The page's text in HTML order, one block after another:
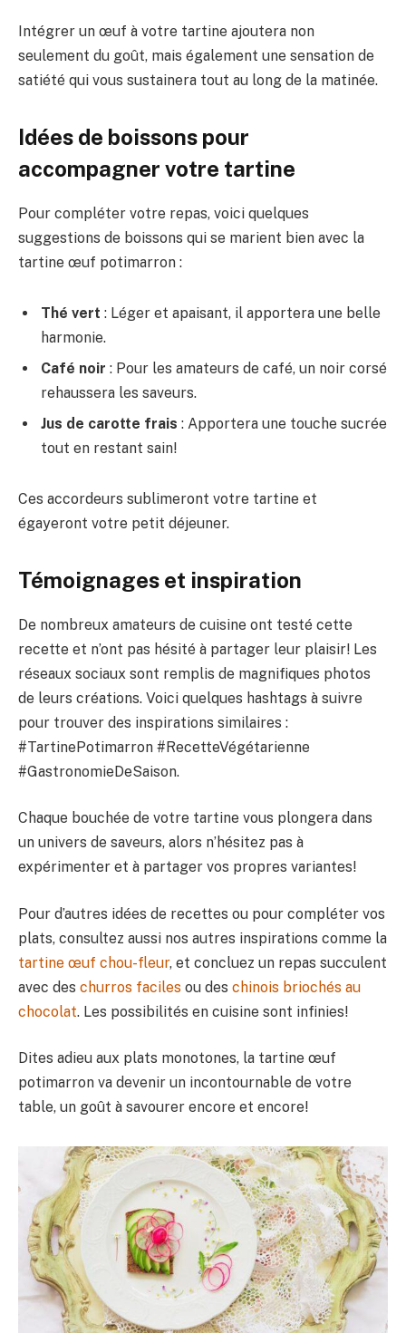
Intégrer un œuf à votre tartine ajoutera non
seulement du goût, mais également une sensation de
satiété qui vous sustainera tout au long de la matinée.
Idées de boissons pour
accompagner votre tartine
Pour compléter votre repas, voici quelques
suggestions de boissons qui se marient bien avec la
tartine œuf potimarron :
Thé vert : Léger et apaisant, il apportera une belle
harmonie.
Café noir : Pour les amateurs de café, un noir corsé
rehaussera les saveurs.
Jus de carotte frais : Apportera une touche sucrée
tout en restant sain!
Ces accordeurs sublimeront votre tartine et
égayeront votre petit déjeuner.
Témoignages et inspiration
De nombreux amateurs de cuisine ont testé cette
recette et n’ont pas hésité à partager leur plaisir! Les
réseaux sociaux sont remplis de magnifiques photos
de leurs créations. Voici quelques hashtags à suivre
pour trouver des inspirations similaires :
#TartinePotimarron #RecetteVégétarienne
#GastronomieDeSaison.
Chaque bouchée de votre tartine vous plongera dans
un univers de saveurs, alors n’hésitez pas à
expérimenter et à partager vos propres variantes!
Pour d’autres idées de recettes ou pour compléter vos
plats, consultez aussi nos autres inspirations comme la
tartine œuf chou-fleur, et concluez un repas succulent
avec des churros faciles ou des chinois briochés au
chocolat. Les possibilités en cuisine sont infinies!
Dites adieu aux plats monotones, la tartine œuf
potimarron va devenir un incontournable de votre
table, un goût à savourer encore et encore!